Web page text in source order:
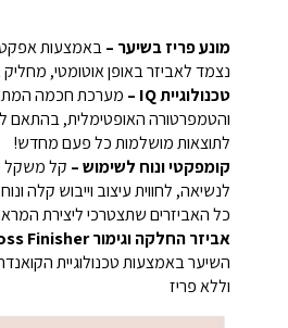
מונע פריז בשיער –באמצעות
נצמד לאביזר באופן אוטומטי, מחליק
טכנולוגיית IQ –
מערכת חכמה
והטמפרטורה האופטימלית, בהתאם
לתוצאות מושלמות כל פעם מחדש!
קומפקטי ונוח לשימוש –
לנשיאה, לחווית עיצוב וייבוש קלה
כל האביזרים שתצטרכי ליצירת
אביזר החלקה וגימור RapidGloss Finisher –
השיער באמצעות טכנולוגיית
וללא פריז